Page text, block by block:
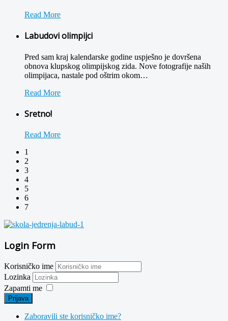
Read More
Labudovi olimpijci
Pred sam kraj kalendarske godine uspješno je dovršena
obnova klupskog olimpijskog zida. Nove fotografije naših
olimpijaca, nastale pod oštrim okom…
Read More
Sretno!
Read More
1
2
3
4
5
6
7
Login Form
Korisničko ime
Lozinka
Zapamti me
Prijava
Zaboravili ste korisničko ime?